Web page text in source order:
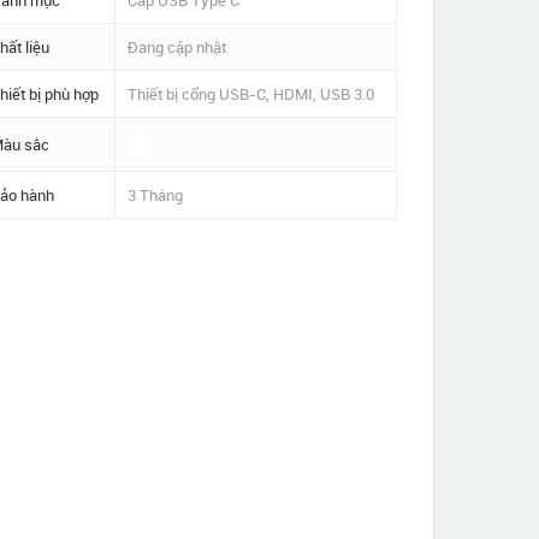
liệu Đang cập nhật
bị phù hợp Thiết bị cổng USB-C, HDMI, USB 3.0
sắc
hành 3 Tháng